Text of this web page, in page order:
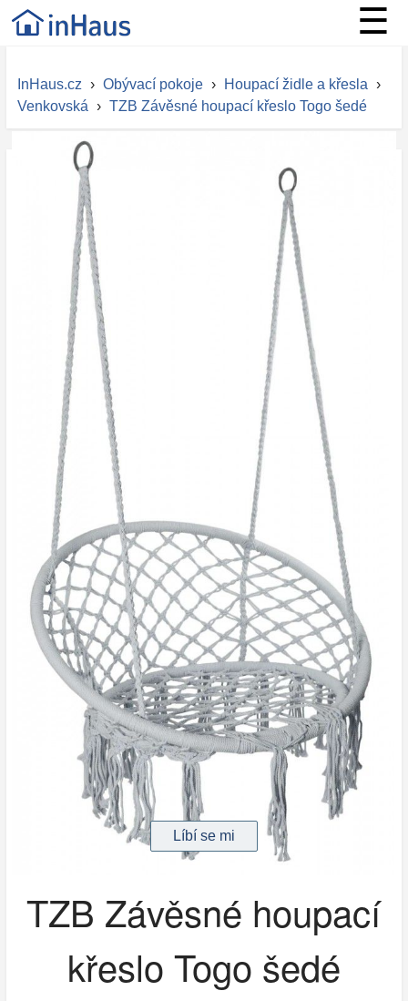
☰
InHaus.cz › Obývací pokoje › Houpací židle a křesla ›
Venkovská › TZB Závěsné houpací křeslo Togo šedé
TZB Závěsné houpací
křeslo Togo šedé